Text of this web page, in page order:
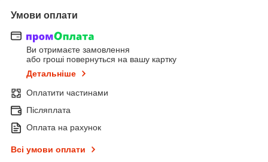
Умови оплати
Ви отримаєте замовлення
або гроші повернуться на вашу картку
Детальніше
Оплатити частинами
Післяплата
Оплата на рахунок
Всі умови оплати